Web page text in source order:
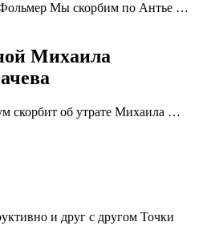
Мы скорбим по Антье …
Михаила
скорбит об утрате Михаила …
и друг с другом Точки